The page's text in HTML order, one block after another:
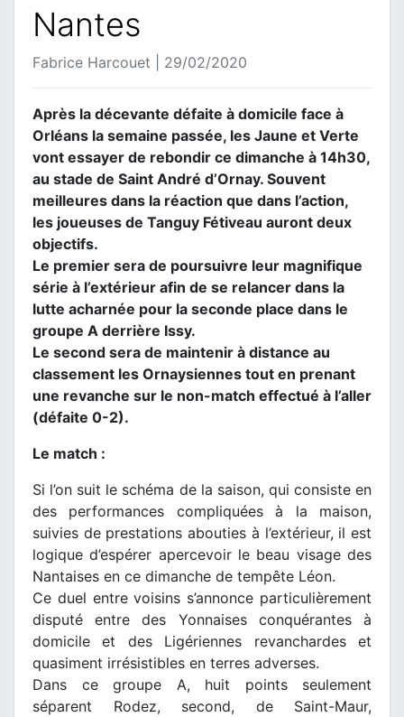
Nantes
Fabrice Harcouet | 29/02/2020
Après la décevante défaite à domicile face à
Orléans la semaine passée, les Jaune et Verte
vont essayer de rebondir ce dimanche à 14h30,
au stade de Saint André d’Ornay. Souvent
meilleures dans la réaction que dans l’action,
les joueuses de Tanguy Fétiveau auront deux
objectifs.
Le premier sera de poursuivre leur magnifique
série à l’extérieur afin de se relancer dans la
lutte acharnée pour la seconde place dans le
groupe A derrière Issy.
Le second sera de maintenir à distance au
classement les Ornaysiennes tout en prenant
une revanche sur le non-match effectué à l’aller
(défaite 0-2).
Le match :
Si l’on suit le schéma de la saison, qui consiste en
des performances compliquées à la maison,
suivies de prestations abouties à l’extérieur, il est
logique d’espérer apercevoir le beau visage des
Nantaises en ce dimanche de tempête Léon.
Ce duel entre voisins s’annonce particulièrement
disputé entre des Yonnaises conquérantes à
domicile et des Ligériennes revanchardes et
quasiment irrésistibles en terres adverses.
Dans ce groupe A, huit points seulement
séparent Rodez, second, de Saint-Maur,